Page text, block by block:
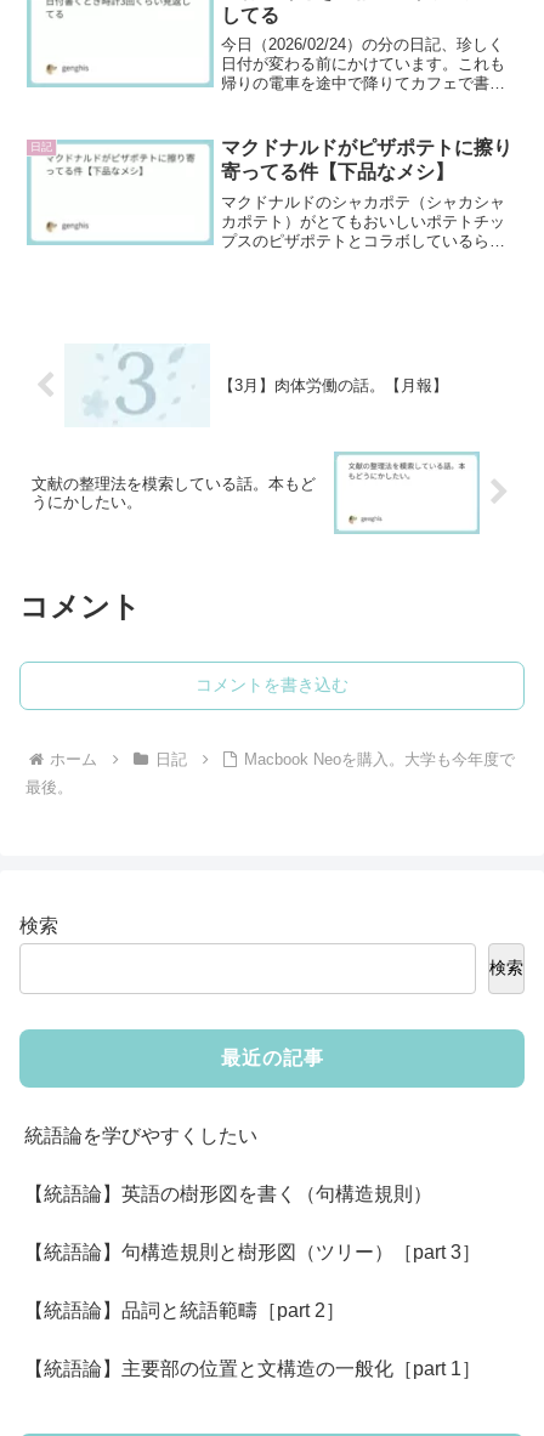
してる
今日（2026/02/24）の分の日記、珍しく
日付が変わる前にかけています。これも
帰りの電車を途中で降りてカフェで書い
メシを食べていたわけではありません。
本当に。日付と...
日記
マクドナルドがピザポテトに擦り
寄ってる件【下品なメシ】
マクドナルドのシャカポテ（シャカシャ
カポテト）がとてもおいしいポテトチッ
プスのピザポテトとコラボしているらし
【3月】肉体労働の話。【月報】
文献の整理法を模索している話。本もど
うにかしたい。
コメント
コメントを書き込む
ホーム 日記
Macbook Neoを購入。大学も今年度で
最後。
検索
検索
最近の記事
統語論を学びやすくしたい
【統語論】英語の樹形図を書く（句構造規則）
【統語論】句構造規則と樹形図（ツリー）［part 3］
【統語論】品詞と統語範疇［part 2］
【統語論】主要部の位置と文構造の一般化［part 1］